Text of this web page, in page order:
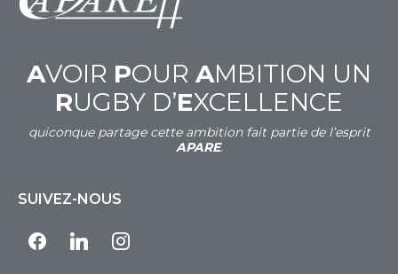
AVOIR POUR AMBITION UN
RUGBY D’EXCELLENCE
quiconque partage cette ambition fait partie de l’esprit
APARE.
SUIVEZ-NOUS
facebooklinkedin instagram